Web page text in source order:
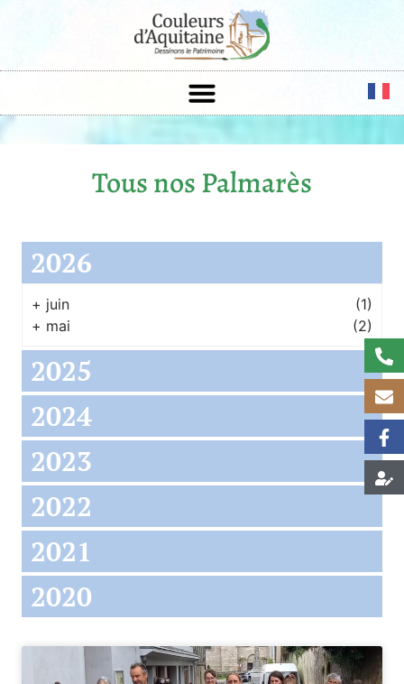
Tous nos Palmarès
2026
+ juin
(1)
+ mai (2)
2025
2024
2023
2022
2021
2020